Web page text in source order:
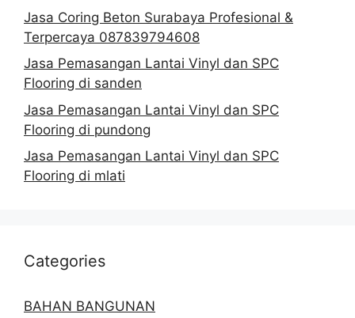
Jasa Coring Beton Surabaya Profesional &
Terpercaya 087839794608
Jasa Pemasangan Lantai Vinyl dan SPC
Flooring di sanden
Jasa Pemasangan Lantai Vinyl dan SPC
Flooring di pundong
Jasa Pemasangan Lantai Vinyl dan SPC
Flooring di mlati
Categories
BAHAN BANGUNAN